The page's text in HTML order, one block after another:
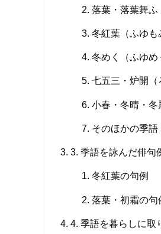
落葉・落葉舞ふ
冬紅葉（ふゆも
冬めく（ふゆめ
七五三・炉開（
小春・冬晴・冬
そのほかの季語
3. 季語を詠んだ俳句
冬紅葉の句例
落葉・初霜の句
4. 季語を暮らしに取